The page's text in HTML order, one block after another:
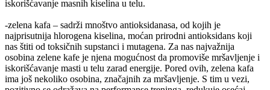
iskorišćavanje masnih kiselina u telu.
-zelena kafa – sadrži mnoštvo antioksidanasa, od kojih je
najprisutnija hlorogena kiselina, moćan prirodni antioksidans koji
nas štiti od toksičnih supstanci i mutagena. Za nas najvažnija
osobina zelene kafe je njena mogućnost da promoviše mršavljenje i
iskorišćavanje masti u telu zarad energije. Pored ovih, zelena kafa
ima još nekoliko osobina, značajnih za mršavljenje. S tim u vezi,